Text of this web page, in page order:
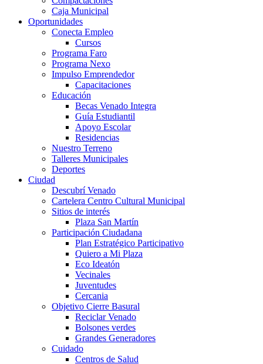
Caja Municipal
Oportunidades
Conecta Empleo
Cursos
Programa Faro
Programa Nexo
Impulso Emprendedor
Capacitaciones
Educación
Becas Venado Integra
Guía Estudiantil
Apoyo Escolar
Residencias
Nuestro Terreno
Talleres Municipales
Deportes
Ciudad
Descubrí Venado
Cartelera Centro Cultural Municipal
Sitios de interés
Plaza San Martín
Participación Ciudadana
Plan Estratégico Participativo
Quiero a Mi Plaza
Eco Ideatón
Vecinales
Juventudes
Cercania
Objetivo Cierre Basural
Reciclar Venado
Bolsones verdes
Grandes Generadores
Cuidado
Centros de Salud